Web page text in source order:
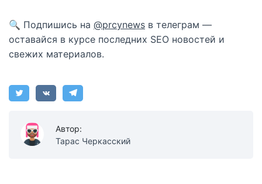
🔍 Подпишись на @prcynews в телеграм —
оставайся в курсе последних SEO новостей и
свежих материалов.
Автор:
Тарас Черкасский